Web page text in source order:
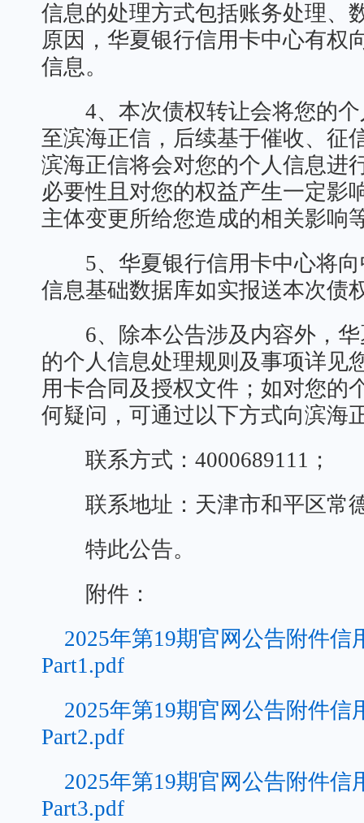
信息的处理方式包括账务处理、
原因，华夏银行信用卡中心有权
信息。
4、本次债权转让会将您的个
至滨海正信，后续基于催收、征
滨海正信将会对您的个人信息进
必要性且对您的权益产生一定影
主体变更所给您造成的相关影响
5、华夏银行信用卡中心将向
信息基础数据库如实报送本次债
6、除本公告涉及内容外，华
的个人信息处理规则及事项详见
用卡合同及授权文件；如对您的
何疑问，可通过以下方式向滨海
联系方式：4000689111；
联系地址：天津市和平区常
特此公告。
附件：
2025年第19期官网公告附件信
Part1.pdf
2025年第19期官网公告附件信
Part2.pdf
2025年第19期官网公告附件信
Part3.pdf